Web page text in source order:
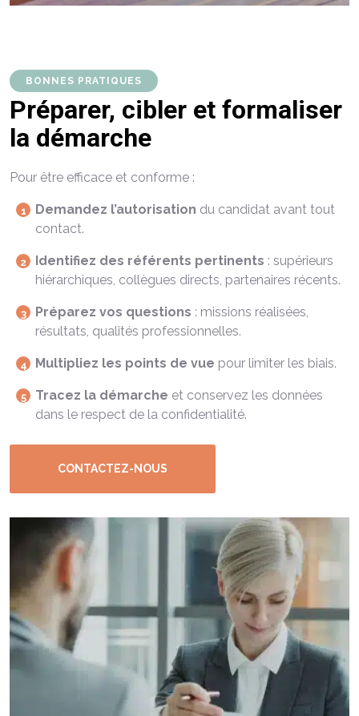
BONNES PRATIQUES
Préparer, cibler et formaliser
la démarche
Pour être efficace et conforme :
Demandez l’autorisation du candidat avant tout
contact.
Identifiez des référents pertinents : supérieurs
hiérarchiques, collègues directs, partenaires récents.
Préparez vos questions : missions réalisées,
résultats, qualités professionnelles.
Multipliez les points de vue pour limiter les biais.
Tracez la démarche et conservez les données
dans le respect de la confidentialité.
CONTACTEZ-NOUS